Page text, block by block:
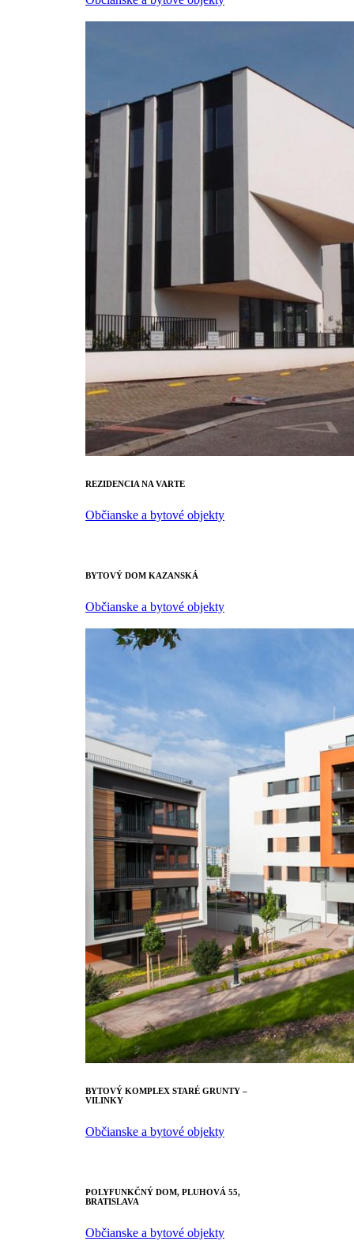
REZIDENCIA NA VARTE
Občianske a bytové objekty
BYTOVÝ DOM KAZANSKÁ
Občianske a bytové objekty
BYTOVÝ KOMPLEX STARÉ GRUNTY –
VILINKY
Občianske a bytové objekty
POLYFUNKČNÝ DOM, PLUHOVÁ 55,
BRATISLAVA
Občianske a bytové objekty